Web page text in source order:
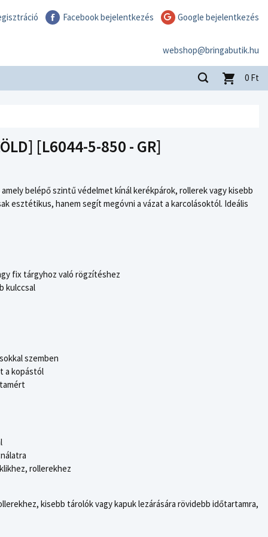
Facebook bejelentkezés Google bejelentkezés
webshop@bringabutik.hu
0 Ft
[L6044-5-850 - GR]
belépő szintű védelmet kínál kerékpárok, rollerek vagy kisebb
esztétikus, hanem segít megóvni a vázat a karcolásoktól. Ideális
fix tárgyhoz való rögzítéshez
kulccsal
szemben
a kopástól
rollerekhez
kisebb tárolók vagy kapuk lezárására rövidebb időtartamra,